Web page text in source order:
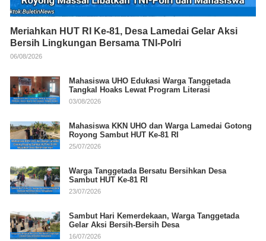
Meriahkan HUT RI Ke-81, Desa Lamedai Gelar Aksi
Bersih Lingkungan Bersama TNI-Polri
06/08/2026
Mahasiswa UHO Edukasi Warga Tanggetada
Tangkal Hoaks Lewat Program Literasi
03/08/2026
Mahasiswa KKN UHO dan Warga Lamedai Gotong
Royong Sambut HUT Ke-81 RI
25/07/2026
Warga Tanggetada Bersatu Bersihkan Desa
Sambut HUT Ke-81 RI
23/07/2026
Sambut Hari Kemerdekaan, Warga Tanggetada
Gelar Aksi Bersih-Bersih Desa
16/07/2026